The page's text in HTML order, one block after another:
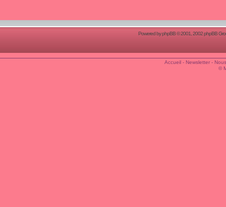
Powered byphpBB© 2001, 2002 phpBB
Accueil- Newsletter-
©